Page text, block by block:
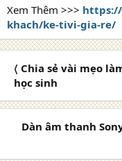
Xem Thêm >>>
khach/ke-tivi-gia-re/
〈 Chia sẻ vài mẹo
học sinh
Dàn âm thanh